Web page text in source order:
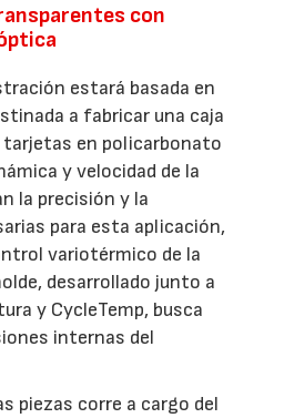
con
estará basada en
a fabricar una caja
en policarbonato
y velocidad de la
la precisión y la
para esta aplicación,
variotérmico de la
desarrollado junto a
y CycleTemp, busca
internas del
piezas corre a cargo del